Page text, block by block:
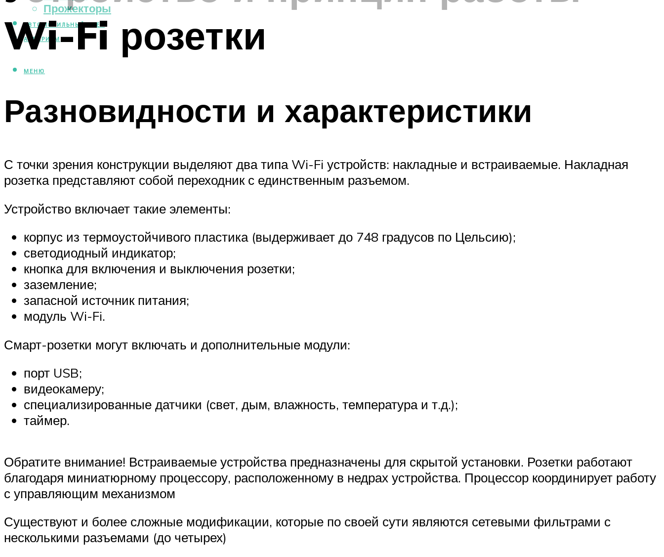
Прожекторы
АВТОМОБИЛЬНЫЙ СВЕТ
АКВАРИУМ
МЕНЮ
Wi-Fi розетки
Разновидности и характеристики
С точки зрения конструкции выделяют два типа Wi-Fi устройств: накладные и встраиваемые. Накладная
розетка представляют собой переходник с единственным разъемом.
Устройство включает такие элементы:
корпус из термоустойчивого пластика (выдерживает до 748 градусов по Цельсию);
светодиодный индикатор;
кнопка для включения и выключения розетки;
заземление;
запасной источник питания;
модуль Wi-Fi.
Смарт-розетки могут включать и дополнительные модули:
порт USB;
видеокамеру;
специализированные датчики (свет, дым, влажность, температура и т.д.);
таймер.
Обратите внимание! Встраиваемые устройства предназначены для скрытой установки. Розетки работают
благодаря миниатюрному процессору, расположенному в недрах устройства. Процессор координирует работу
с управляющим механизмом
Существуют и более сложные модификации, которые по своей сути являются сетевыми фильтрами с
несколькими разъемами (до четырех)